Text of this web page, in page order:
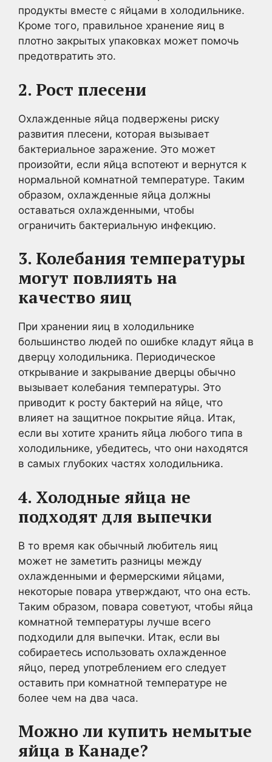
продукты вместе с яйцами в холодильнике.
Кроме того, правильное хранение яиц в
плотно закрытых упаковках может помочь
предотвратить это.
2. Рост плесени
Охлажденные яйца подвержены риску
развития плесени, которая вызывает
бактериальное заражение. Это может
произойти, если яйца вспотеют и вернутся к
нормальной комнатной температуре. Таким
образом, охлажденные яйца должны
оставаться охлажденными, чтобы
ограничить бактериальную инфекцию.
3. Колебания температуры
могут повлиять на
качество яиц
При хранении яиц в холодильнике
большинство людей по ошибке кладут яйца в
дверцу холодильника. Периодическое
открывание и закрывание дверцы обычно
вызывает колебания температуры. Это
приводит к росту бактерий на яйце, что
влияет на защитное покрытие яйца. Итак,
если вы хотите хранить яйца любого типа в
холодильнике, убедитесь, что они находятся
в самых глубоких частях холодильника.
4. Холодные яйца не
подходят для выпечки
В то время как обычный любитель яиц
может не заметить разницы между
охлажденными и фермерскими яйцами,
некоторые повара утверждают, что она есть.
Таким образом, повара советуют, чтобы яйца
комнатной температуры лучше всего
подходили для выпечки. Итак, если вы
собираетесь использовать охлажденное
яйцо, перед употреблением его следует
оставить при комнатной температуре не
более чем на два часа.
Можно ли купить немытые
яйца в Канаде?